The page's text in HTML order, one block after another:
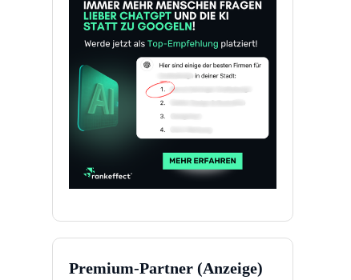
Premium-Partner (Anzeige)